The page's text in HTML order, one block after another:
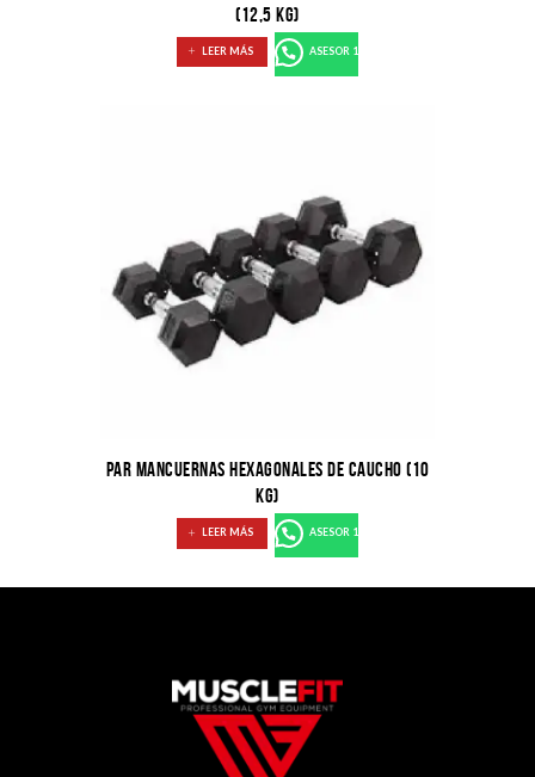
(12,5 KG)
LEER MÁS ASESOR 1
PAR MANCUERNAS HEXAGONALES DE CAUCHO (10
KG)
LEER MÁS ASESOR 1